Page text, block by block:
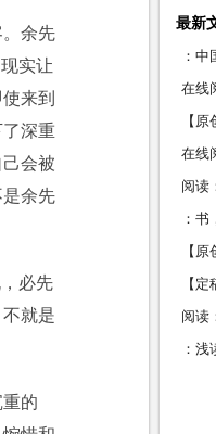
余先
实让
来到
深重
会被
余先
必先
就是
的
最新
：
在线
【
日］
在线
阅读
：
【
【
阅读
：浅